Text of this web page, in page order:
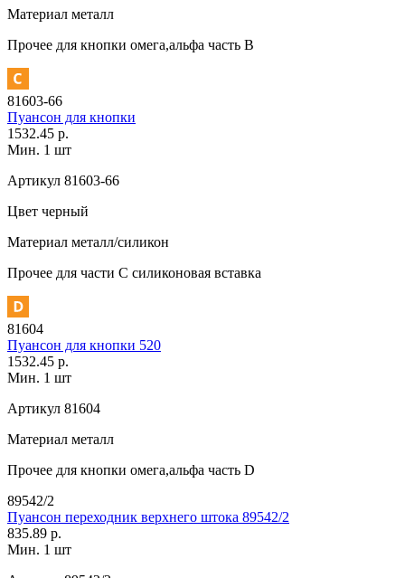
Материал металл
Прочее для кнопки омега,альфа часть В
81603-66
Пуансон для кнопки
1532.45 р.
Мин. 1 шт
Артикул 81603-66
Цвет черный
Материал металл/силикон
Прочее для части C силиконовая вставка
81604
Пуансон для кнопки 520
1532.45 р.
Мин. 1 шт
Артикул 81604
Материал металл
Прочее для кнопки омега,альфа часть D
89542/2
Пуансон переходник верхнего штока 89542/2
835.89 р.
Мин. 1 шт